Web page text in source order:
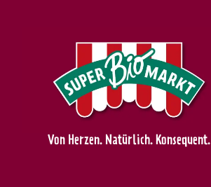
Von Herzen. Natürlich. Konsequent.